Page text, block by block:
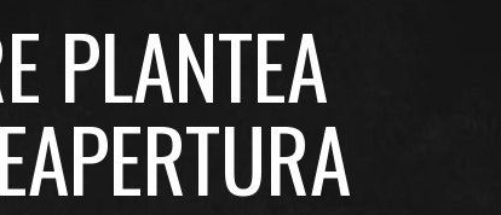
PLANTEA